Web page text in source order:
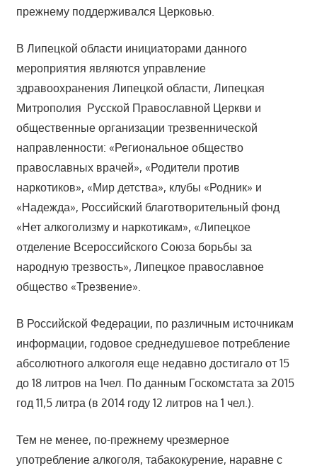
прежнему поддерживался Церковью.
В Липецкой области инициаторами данного
мероприятия являются управление
здравоохранения Липецкой области, Липецкая
Митрополия Русской Православной Церкви и
общественные организации трезвеннической
направленности: «Региональное общество
православных врачей», «Родители против
наркотиков», «Мир детства», клубы «Родник» и
«Надежда», Российский благотворительный фонд
«Нет алкоголизму и наркотикам», «Липецкое
отделение Всероссийского Союза борьбы за
народную трезвость», Липецкое православное
общество «Трезвение».
В Российской Федерации, по различным источникам
информации, годовое среднедушевое потребление
абсолютного алкоголя еще недавно достигало от 15
до 18 литров на 1чел. По данным Госкомстата за 2015
год 11,5 литра (в 2014 году 12 литров на 1 чел.).
Тем не менее, по-прежнему чрезмерное
употребление алкоголя, табакокурение, наравне с